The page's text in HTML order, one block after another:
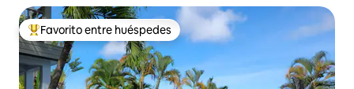
De los mejores en Favorito entre huéspedes
Favorito entre huéspedes